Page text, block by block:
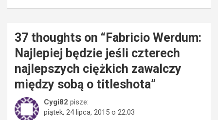
37 thoughts on “ Fabricio Werdum:
Najlepiej będzie jeśli czterech
najlepszych ciężkich zawalczy
między sobą o titleshota”
Cygi82 pisze:
piątek, 24 lipca, 2015 o 22:03